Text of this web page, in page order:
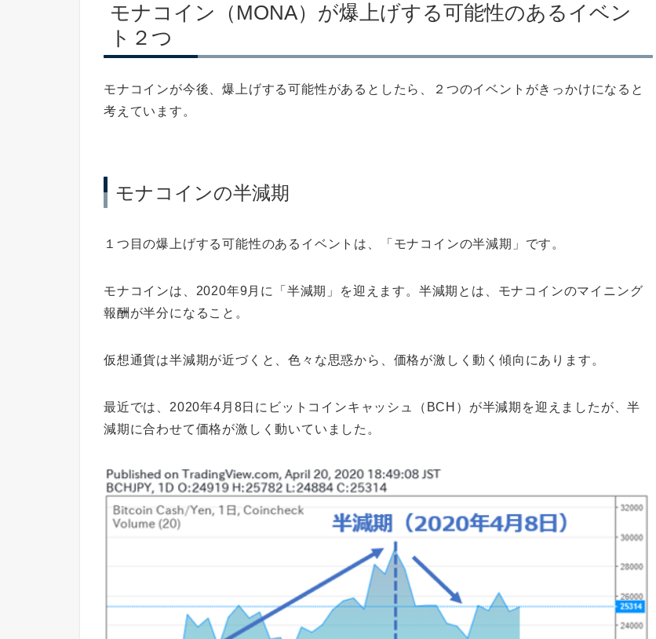
モナコイン（MONA）が爆上げする可能性のあるイベン
ト２つ
モナコインが今後、爆上げする可能性があるとしたら、２つのイベントがきっかけになると
考えています。
モナコインの半減期
１つ目の爆上げする可能性のあるイベントは、「モナコインの半減期」です。
モナコインは、2020年9月に「半減期」を迎えます。半減期とは、モナコインのマイニング
報酬が半分になること。
仮想通貨は半減期が近づくと、色々な思惑から、価格が激しく動く傾向にあります。
最近では、2020年4月8日にビットコインキャッシュ（BCH）が半減期を迎えましたが、半
減期に合わせて価格が激しく動いていました。